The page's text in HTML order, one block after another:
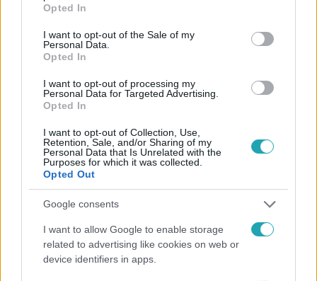
use your data for below specified purposes in below Google
consent section.
Opted In
I want to opt-out of the Sale of my
Personal Data.
Opted In
I want to opt-out of processing my
Personal Data for Targeted Advertising.
Opted In
I want to opt-out of Collection, Use,
Retention, Sale, and/or Sharing of my
Personal Data that Is Unrelated with the
Purposes for which it was collected.
Opted Out
Google consents
I want to allow Google to enable storage
related to advertising like cookies on web or
device identifiers in apps.
Belföld
A titkosszolgálat is ada­tokat gyűjt Márki-Zay
Péter mozgalmáról
A tét az ellenzék vezéralakjainak büntetőeljárás alá
vonása.